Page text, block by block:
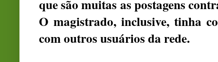
que são muitas as postagens
O magistrado, inclusive, tinha
com outros usuários da rede.